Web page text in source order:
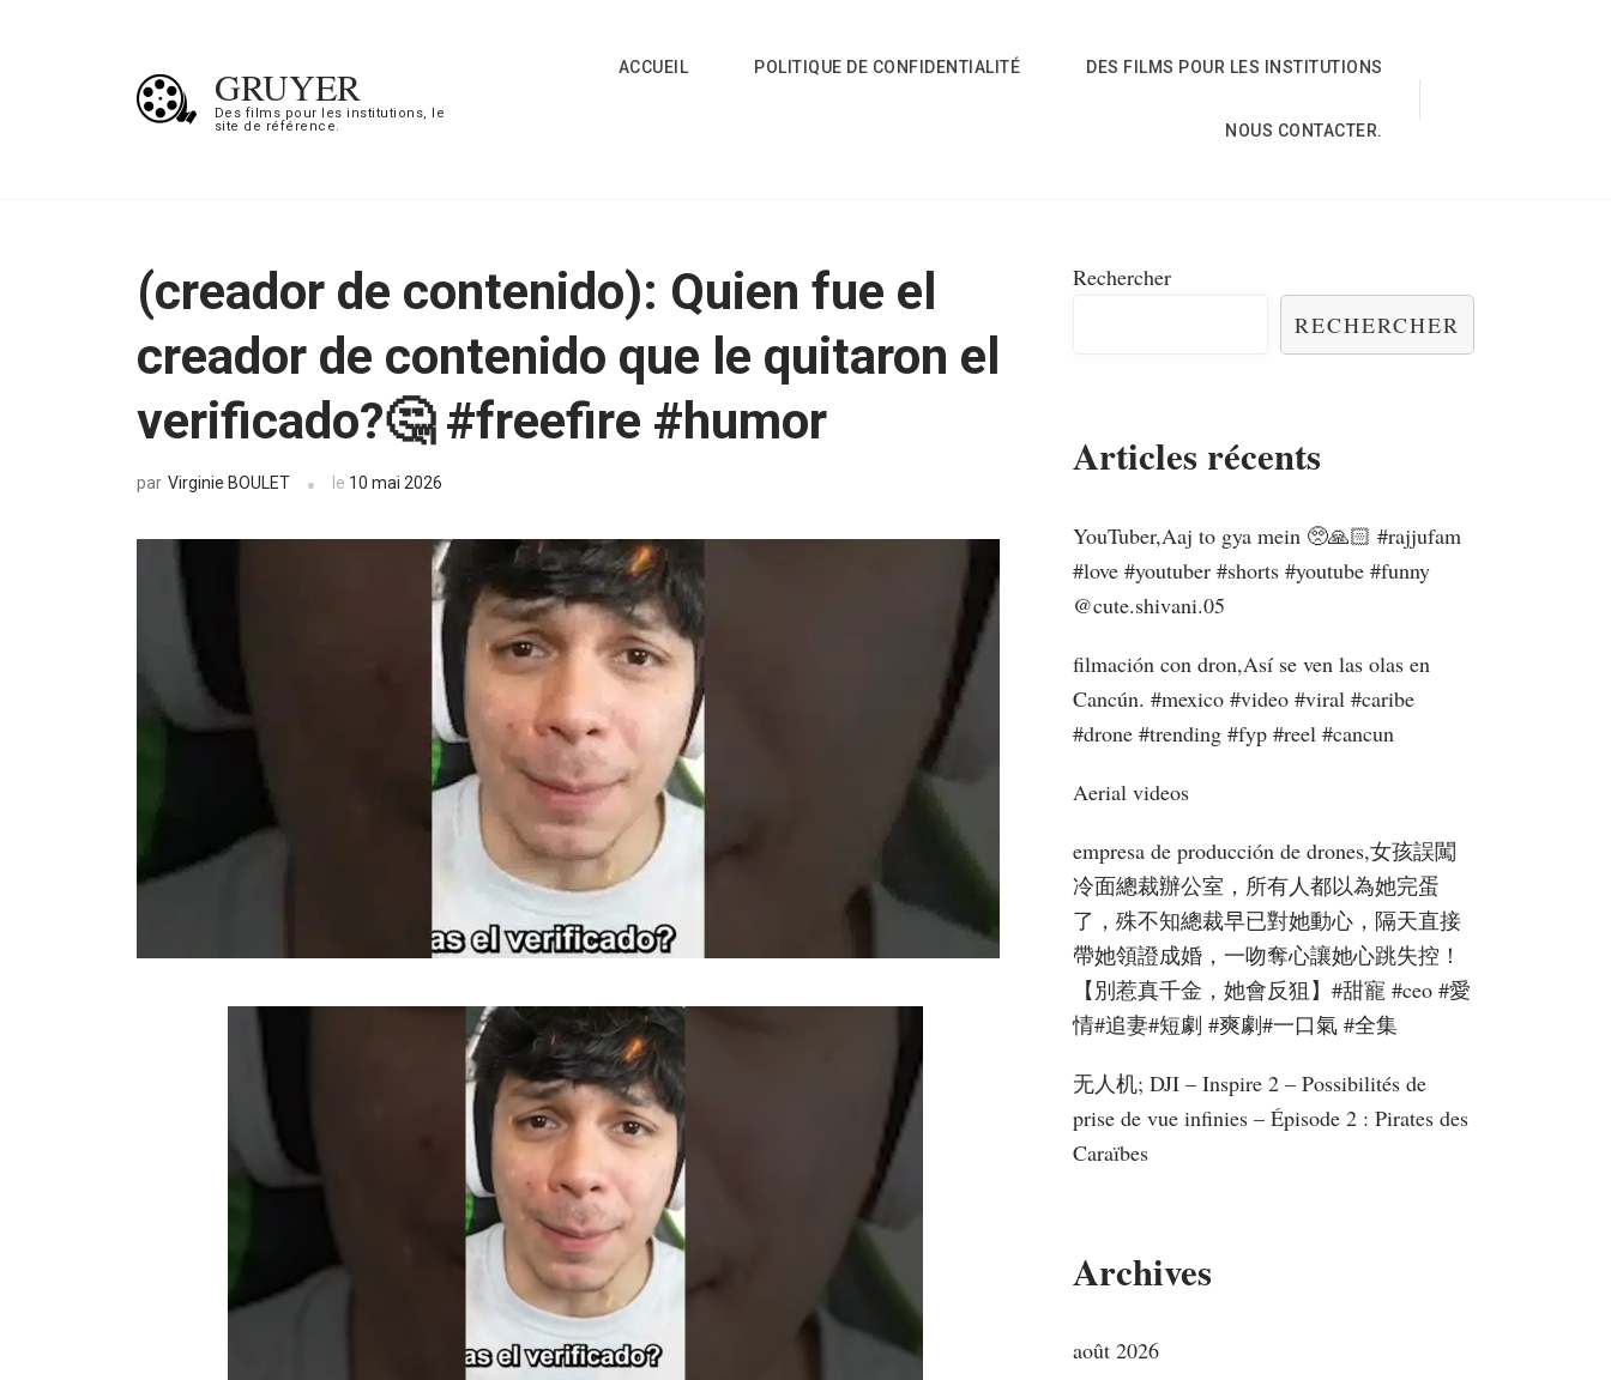
GRUYER
Des films pour les institutions, le
site de référence.
ACCUEIL POLITIQUE DE CONFIDENTIALITÉ DES FILMS POUR LES INSTITUTIONS
NOUS CONTACTER.
(creador de contenido): Quien fue el
creador de contenido que le quitaron el
verificado?🤔 #freefire #humor
par Virginie BOULET le 10 mai 2026
Rechercher
RECHERCHER
Articles récents
YouTuber,Aaj to gya mein 🥺🙏🏻 #rajjufam
#love #youtuber #shorts #youtube #funny ​
⁠@cute.shivani.05
filmación con dron,Así se ven las olas en
Cancún. #mexico #video #viral #caribe
#drone #trending #fyp #reel #cancun
Aerial videos
empresa de producción de drones,女孩誤闖
冷面總裁辦公室，所有人都以為她完蛋
了，殊不知總裁早已對她動心，隔天直接
帶她領證成婚，一吻奪心讓她心跳失控！
【別惹真千金，她會反狙】#甜寵 #ceo #愛
情#追妻#短劇 #爽劇#一口氣 #全集
无人机; DJI – Inspire 2 – Possibilités de
prise de vue infinies – Épisode 2 : Pirates des
Caraïbes
Archives
août 2026